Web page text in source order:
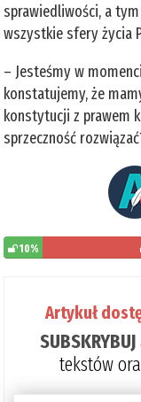
sprawiedliwości, a
wszystkie sfery życia
– Jesteśmy w
konstatujemy, że
konstytucji z prawem
sprzeczność
10%
Artykuł
SUBSKRYBUJ
tekstów